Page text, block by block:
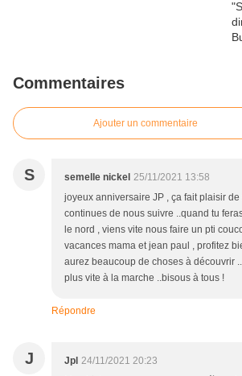
Commentaires
Ajouter un commentaire
S semelle nickel 25/11/2021 13:58
joyeux anniversaire JP , ça fait plaisir de
continues de nous suivre ..quand tu
le nord , viens vite nous faire un pti
vacances mama et jean paul , profitez
aurez beaucoup de choses à découvrir
plus vite à la marche ..bisous à tous !
Répondre
J Jpl 24/11/2021 20:23